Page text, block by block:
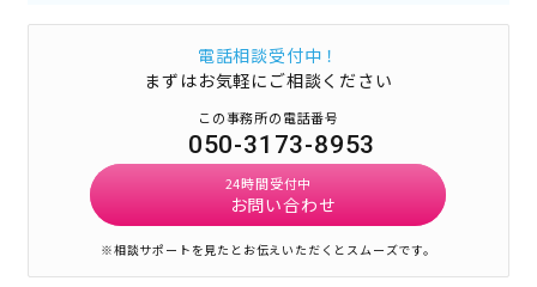
電話相談受付中！
まずはお気軽にご相談ください
この事務所の電話番号
050-3173-8953
24時間受付中
お問い合わせ
※相談サポートを見たとお伝えいただくとスムーズです。